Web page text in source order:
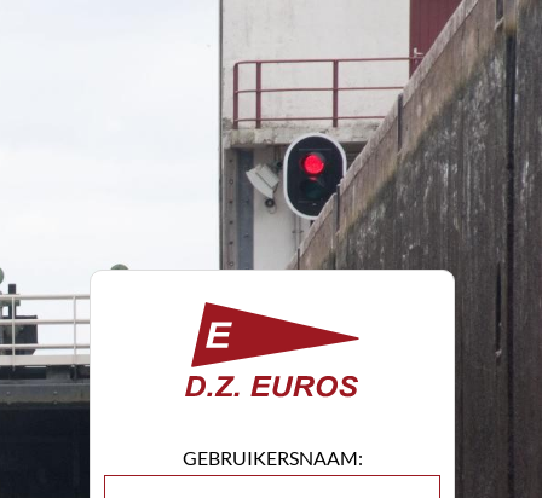
GEBRUIKERSNAAM: